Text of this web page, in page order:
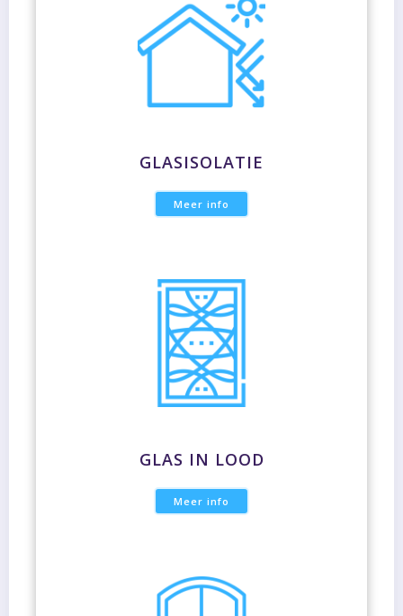
GLASISOLATIE
Meer info
GLAS IN LOOD
Meer info